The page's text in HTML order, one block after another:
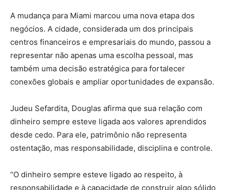
A mudança para Miami marcou uma nova etapa dos
negócios. A cidade, considerada um dos principais
centros financeiros e empresariais do mundo, passou a
representar não apenas uma escolha pessoal, mas
também uma decisão estratégica para fortalecer
conexões globais e ampliar oportunidades de expansão.
Judeu Sefardita, Douglas afirma que sua relação com
dinheiro sempre esteve ligada aos valores aprendidos
desde cedo. Para ele, patrimônio não representa
ostentação, mas responsabilidade, disciplina e controle.
“O dinheiro sempre esteve ligado ao respeito, à
responsabilidade e à capacidade de construir algo sólido